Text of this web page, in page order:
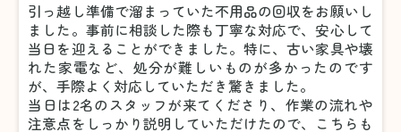
引っ越し準備で溜まっていた不用品の回収をお願いし
ました。事前に相談した際も丁寧な対応で、安心して
当日を迎えることができました。特に、古い家具や壊
れた家電など、処分が難しいものが多かったのです
が、手際よく対応していただき驚きました。
当日は2名のスタッフが来てくださり、作業の流れや
注意点をしっかり説明していただけたので、こちらも